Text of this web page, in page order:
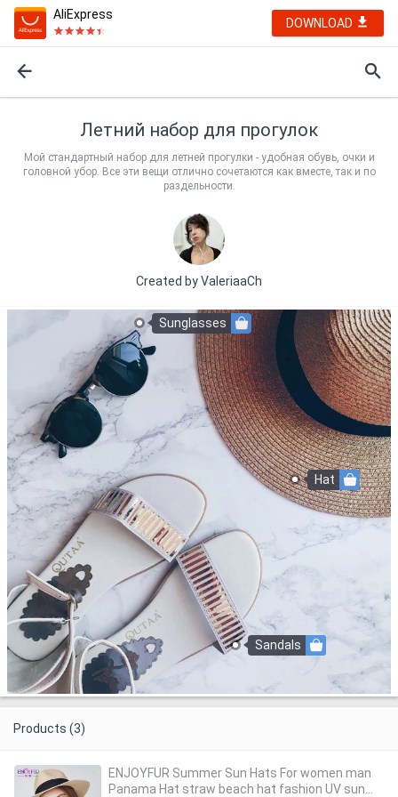
AliExpress
DOWNLOAD
Летний набор для прогулок
Мой стандартный набор для летней прогулки - удобная обувь, очки и
головной убор. Все эти вещи отлично сочетаются как вместе, так и по
раздельности.
Created byValeriaaCh
Hat
Sunglasses
Sandals
Products (3)
ENJOYFUR Summer Sun Hats For women man
Panama Hat straw beach hat fashion UV sun